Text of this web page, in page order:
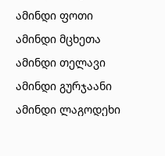
ამინდი ფოთი
ამინდი მცხეთა
ამინდი თელავი
ამინდი გურჯაანი
ამინდი ლაგოდეხი